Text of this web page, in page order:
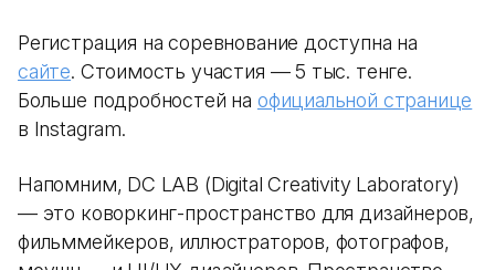
Регистрация на соревнование доступна на
сайте. Стоимость участия — 5 тыс. тенге.
Больше подробностей на официальной странице
в Instagram.
Напомним, DC LAB (Digital Creativity Laboratory)
— это коворкинг-пространство для дизайнеров,
фильммейкеров, иллюстраторов, фотографов,